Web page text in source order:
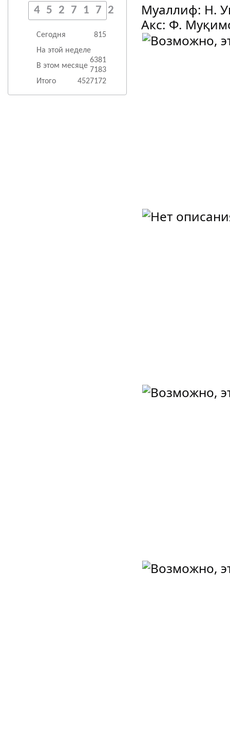
4527172
Сегодня
815
На этой неделе
6381
В этом месяце 7183
Итого
4527172
Муаллиф: Н.
Акс: Ф.